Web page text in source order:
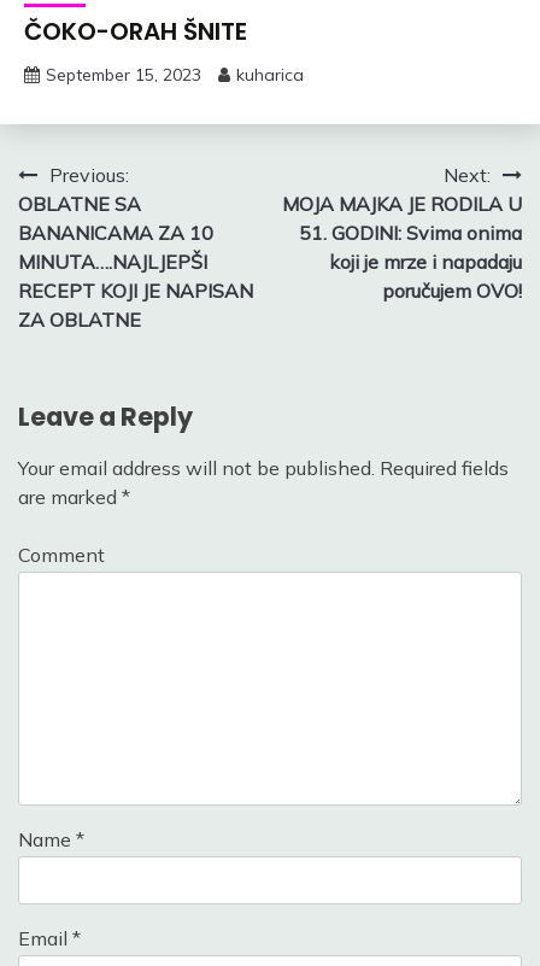
ČOKO-ORAH ŠNITE
September 15, 2023 kuharica
Post
navigation
Previous:
OBLATNE SA
BANANICAMA ZA 10
MINUTA….NAJLJEPŠI
RECEPT KOJI JE NAPISAN
ZA OBLATNE
Next:
MOJA MAJKA JE RODILA U
51. GODINI: Svima onima
koji je mrze i napadaju
poručujem OVO!
Leave a Reply
Your email address will not be published. Required fields
are marked *
Comment
Name *
Email *